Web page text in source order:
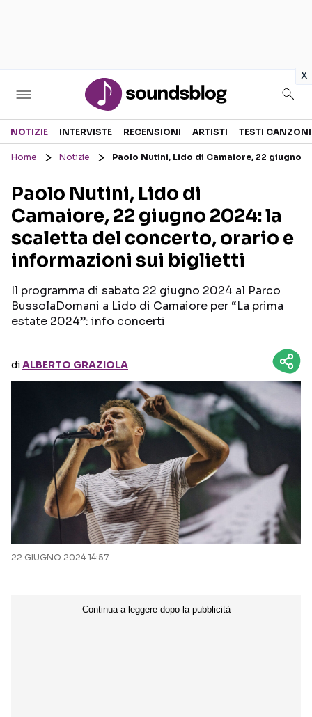
x
Sezioni
RECENSIONI MUSICALI
INTERVISTE
GOSSIP E CURIOSITÀ
TESTI CANZONI
TOUR ED EVENTI
TALENT SHOW
NOTIZIE INTERVISTE RECENSIONI ARTISTI TESTI CANZONI
Home Notizie Paolo Nutini, Lido di Camaiore, 22 giugno
Paolo Nutini, Lido di
Camaiore, 22 giugno 2024: la
scaletta del concerto, orario e
informazioni sui biglietti
Il programma di sabato 22 giugno 2024 al Parco
BussolaDomani a Lido di Camaiore per “La prima
estate 2024”: info concerti
diALBERTO GRAZIOLA
22 GIUGNO 2024 14:57